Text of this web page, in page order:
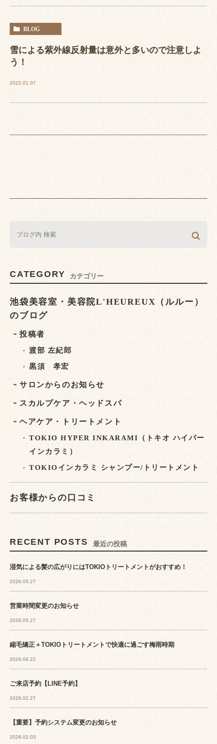
BLOG
雪による紫外線反射量は意外と多いので注意しよ
う！
2022.01.07
CATEGORY カテゴリー
池袋美容室・美容院L'HEUREUX（ルルー）
のブログ
投稿者
渡部 左紀郎
黒須 孝宏
サロンからのお知らせ
スカルプケア・ヘッドスパ
ヘアケア・トリートメント
TOKIO HYPER INKARAMI（トキオ ハイパー
インカラミ）
TOKIOインカラミ シャンプー/トリートメント
お客様からの口コミ
RECENT POSTS 最近の投稿
湿気による髪の広がりにはTOKIOトリートメントがおすすめ！
2026.05.27
営業時間変更のお知らせ
2026.05.27
縮毛矯正＋TOKIOトリートメントで快適に過ごす梅雨時期
2026.04.22
ご来店予約【LINE予約】
2026.02.27
【重要】予約システム変更のお知らせ
2026.02.03